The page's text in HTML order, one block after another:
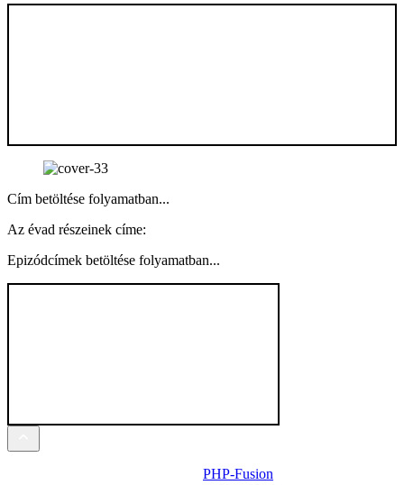
Cím betöltése folyamatban...
Az évad részeinek címe:
Epizódcímek betöltése folyamatban...
PHP-Fusion